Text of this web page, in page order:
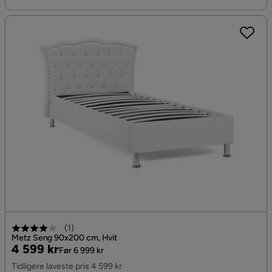
(1)
Metz Seng 90x200 cm, Hvit
Pris
4 599 kr
Original
Pris
Før 6 999 kr
Tidligere laveste pris 4 599 kr